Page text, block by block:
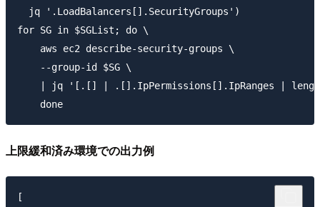
  jq '.LoadBalancers[].SecurityGroups')
for SG in $SGList; do \
    aws ec2 describe-security-groups \
    --group-id $SG \
| jq '[.[] | .[].IpPermissions[].IpRanges |
上限緩和済み環境での出力例
[